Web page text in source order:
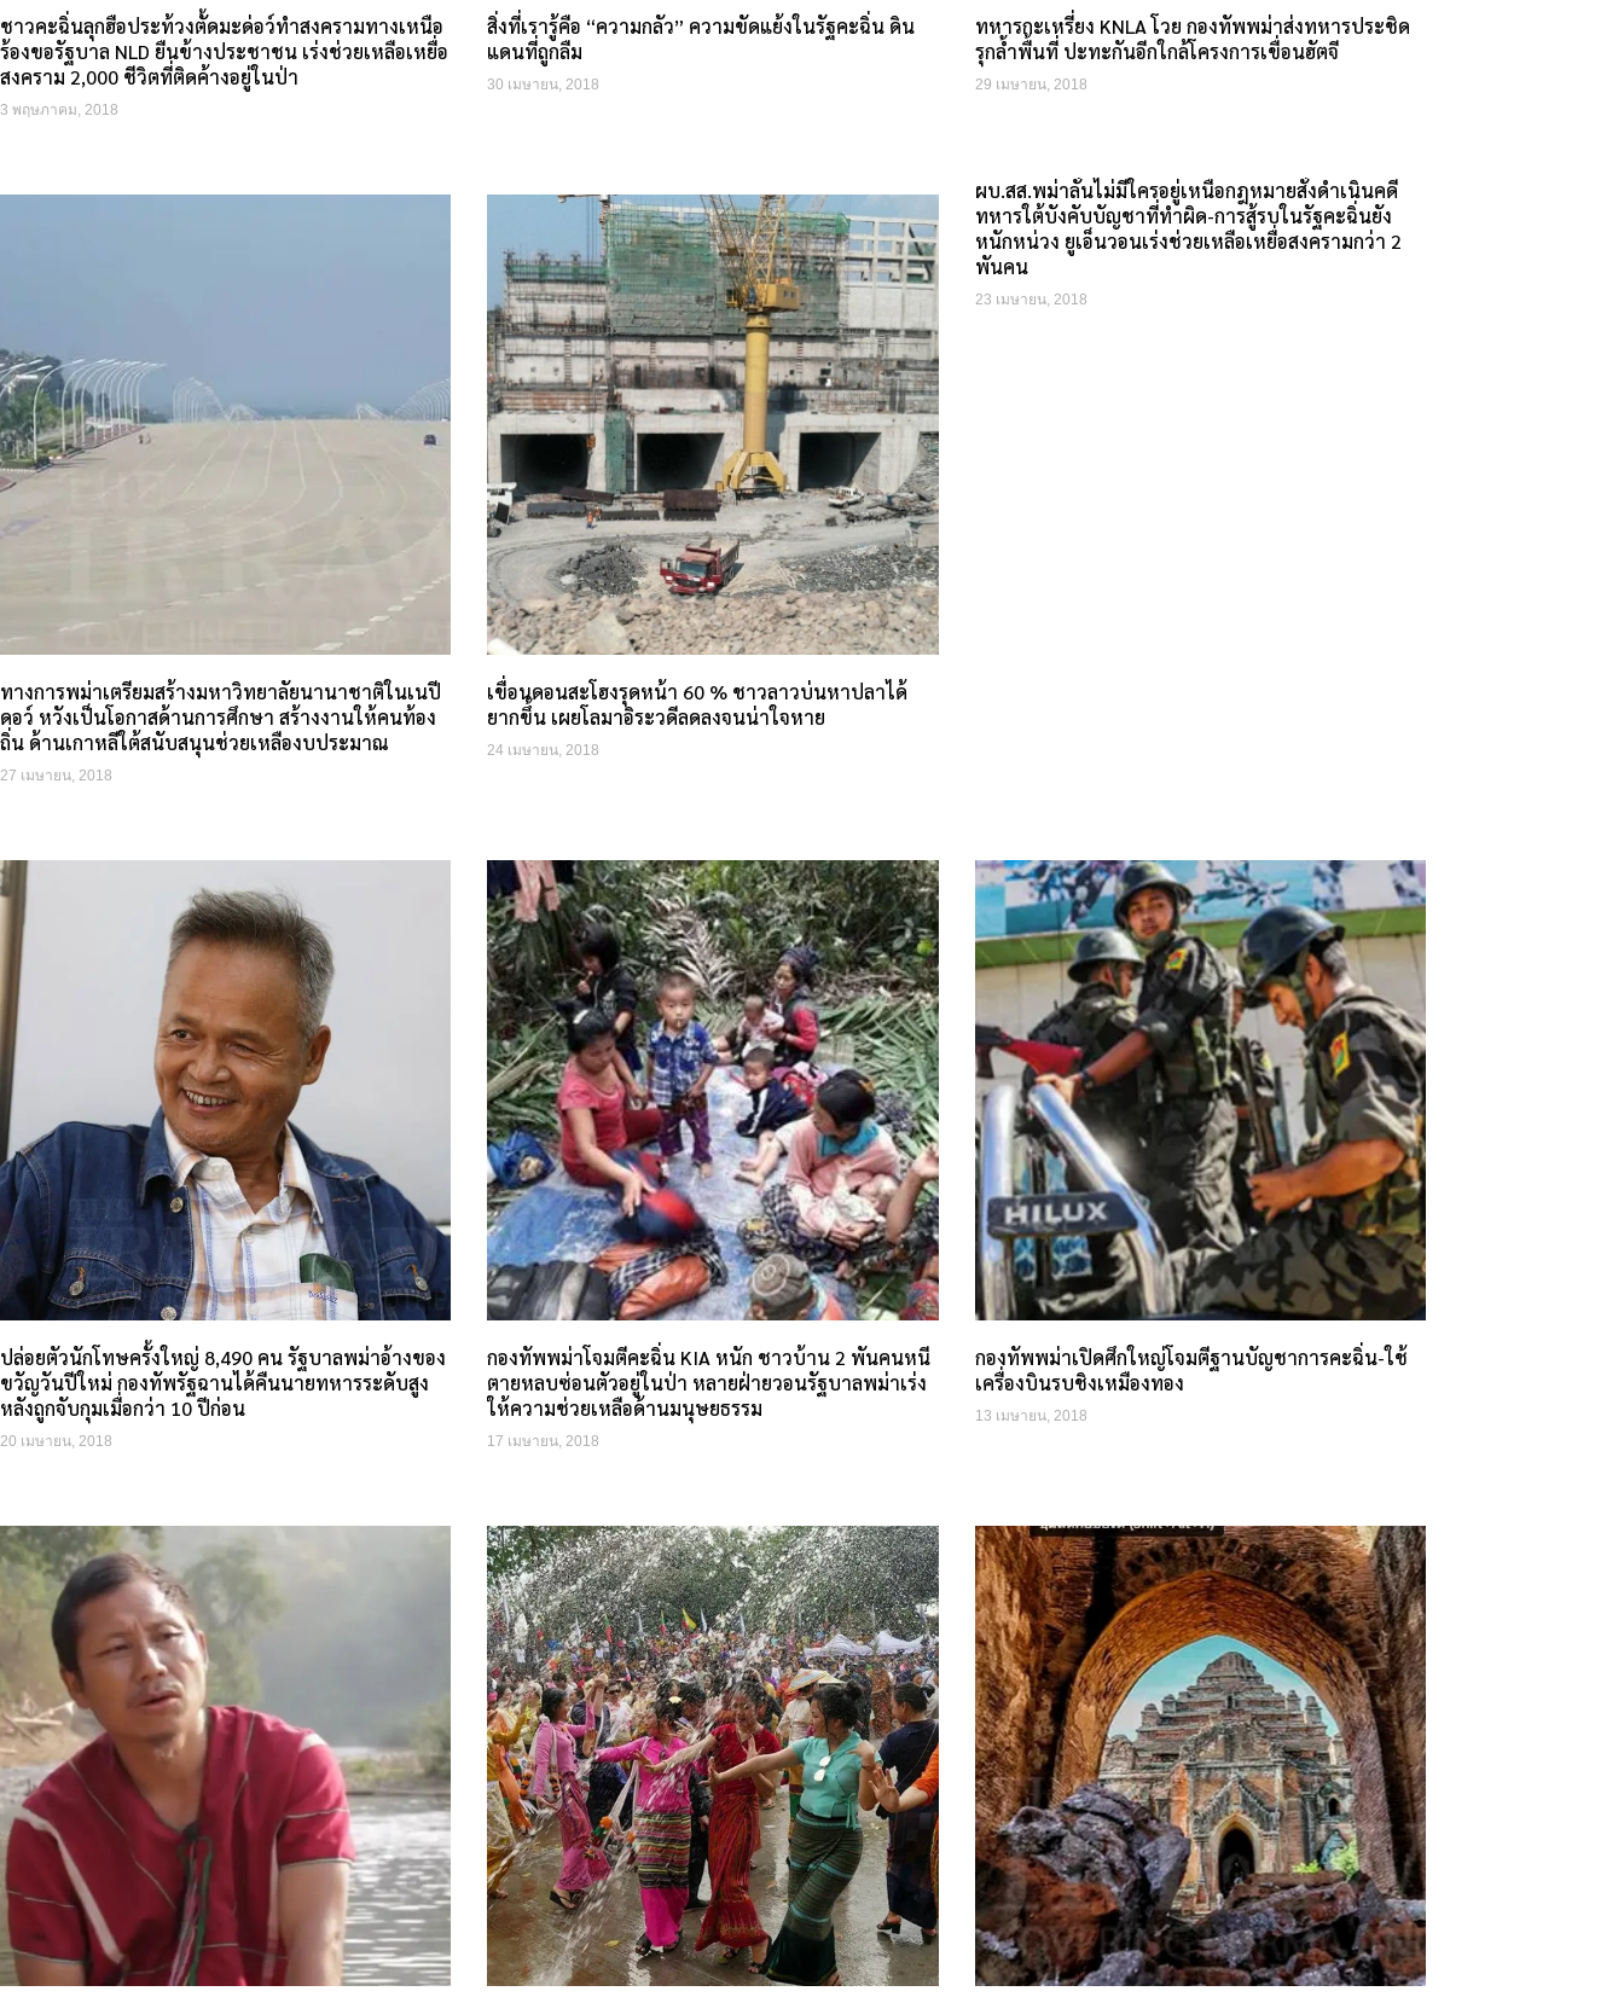
ชาวคะฉิ่นลุกฮือประท้วงตั้ดมะด่อว์ทำสงครามทางเหนือ
ร้องขอรัฐบาล NLD ยืนข้างประชาชน เร่งช่วยเหลือเหยื่อ
สงคราม 2,000 ชีวิตที่ติดค้างอยู่ในป่า
3 พฤษภาคม, 2018
สิ่งที่เรารู้คือ “ความกลัว” ความขัดแย้งในรัฐคะฉิ่น ดิน
แดนที่ถูกลืม
30 เมษายน, 2018
ทหารกะเหรี่ยง KNLA โวย กองทัพพม่าส่งทหารประชิด
รุกล้ำพื้นที่ ปะทะกันอีกใกล้โครงการเขื่อนฮัตจี
29 เมษายน, 2018
ทางการพม่าเตรียมสร้างมหาวิทยาลัยนานาชาติในเนปี
ดอว์ หวังเป็นโอกาสด้านการศึกษา สร้างงานให้คนท้อง
ถิ่น ด้านเกาหลีใต้สนับสนุนช่วยเหลืองบประมาณ
27 เมษายน, 2018
เขื่อนดอนสะโฮงรุดหน้า 60 % ชาวลาวบ่นหาปลาได้
ยากขึ้น เผยโลมาอิระวดีลดลงจนน่าใจหาย
24 เมษายน, 2018
ผบ.สส.พม่าลั่นไม่มีใครอยู่เหนือกฎหมายสั่งดำเนินคดี
ทหารใต้บังคับบัญชาที่ทำผิด-การสู้รบในรัฐคะฉิ่นยัง
หนักหน่วง ยูเอ็นวอนเร่งช่วยเหลือเหยื่อสงครามกว่า 2
พันคน
23 เมษายน, 2018
ปล่อยตัวนักโทษครั้งใหญ่ 8,490 คน รัฐบาลพม่าอ้างของ
ขวัญวันปีใหม่ กองทัพรัฐฉานได้คืนนายทหารระดับสูง
หลังถูกจับกุมเมื่อกว่า 10 ปีก่อน
20 เมษายน, 2018
กองทัพพม่าโจมตีคะฉิ่น KIA หนัก ชาวบ้าน 2 พันคนหนี
ตายหลบซ่อนตัวอยู่ในป่า หลายฝ่ายวอนรัฐบาลพม่าเร่ง
ให้ความช่วยเหลือด้านมนุษยธรรม
17 เมษายน, 2018
กองทัพพม่าเปิดศึกใหญ่โจมตีฐานบัญชาการคะฉิ่น-ใช้
เครื่องบินรบชิงเหมืองทอง
13 เมษายน, 2018